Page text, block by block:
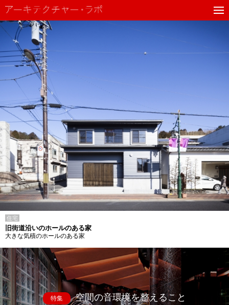
住宅
旧街道沿いのホールのある家
大きな気積のホールのある家
特集 空間の音環境を整えること